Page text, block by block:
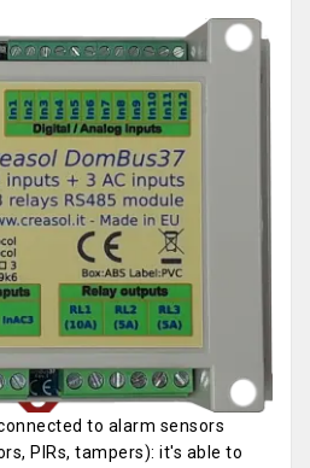
to alarm sensors
PIRs, tampers): it's able to